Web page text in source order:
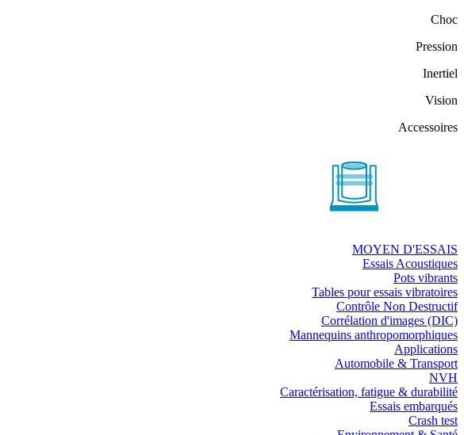
Choc
Pression
Inertiel
Vision
Accessoires
MOYEN D'ESSAIS
Essais Acoustiques
Pots vibrants
Tables pour essais vibratoires
Contrôle Non Destructif
Corrélation d'images (DIC)
Mannequins anthropomorphiques
Applications
Automobile & Transport
NVH
Caractérisation, fatigue & durabilité
Essais embarqués
Crash test